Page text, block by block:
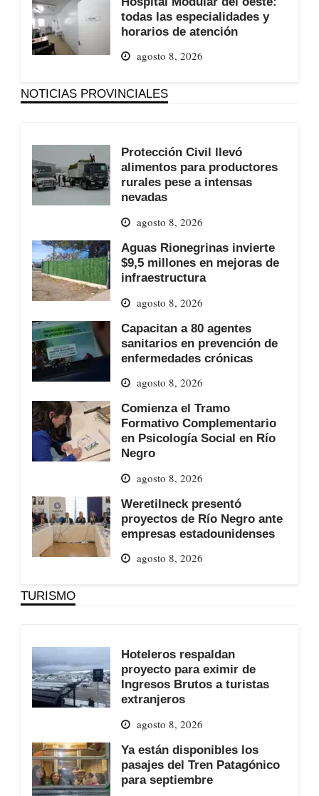
todas las especialidades y
horarios de atención
agosto 8, 2026
NOTICIAS PROVINCIALES
Protección Civil llevó
alimentos para productores
rurales pese a intensas
nevadas
agosto 8, 2026
Aguas Rionegrinas invierte
$9,5 millones en mejoras de
infraestructura
agosto 8, 2026
Capacitan a 80 agentes
sanitarios en prevención de
enfermedades crónicas
agosto 8, 2026
Comienza el Tramo
Formativo Complementario
en Psicología Social en Río
Negro
agosto 8, 2026
Weretilneck presentó
proyectos de Río Negro ante
empresas estadounidenses
agosto 8, 2026
TURISMO
Hoteleros respaldan
proyecto para eximir de
Ingresos Brutos a turistas
extranjeros
agosto 8, 2026
Ya están disponibles los
pasajes del Tren Patagónico
para septiembre